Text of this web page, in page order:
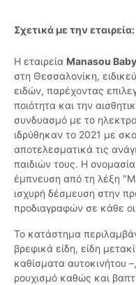
Σχετικά με την εταιρεία:
Η εταιρεία Manasou
στη Θεσσαλονίκη,
ειδών, παρέχοντας
ποιότητα και την
συνδυασμό με το
ιδρύθηκαν το 2021 με
αποτελεσματικά τις
παιδιών τους. Η ονομασία
έμπνευση από τη λέξη
ισχυρή δέσμευση στην
προδιαγραφών σε κάθε
Το κατάστημα
βρεφικά είδη, είδη
καθίσματα αυτοκινήτου
ρουχισμό καθώς και